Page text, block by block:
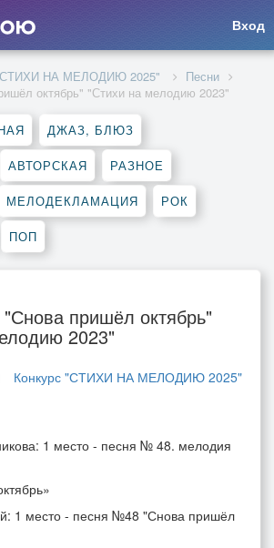
Вход
НА МЕЛОДИЮ 2025"
Песни
октябрь" "Стихи на мелодию 2023"
ДЖАЗ, БЛЮЗ
АВТОРСКАЯ РАЗНОЕ
МЕЛОДЕКЛАМАЦИЯ РОК
ПОП
пришёл октябрь"
2023"
Конкурс "СТИХИ НА МЕЛОДИЮ 2025"
1 место - песня № 48. мелодия
1 место - песня №48 "Снова пришёл